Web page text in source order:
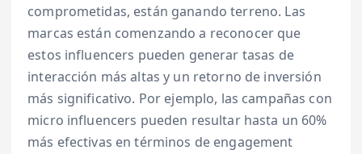
comprometidas, están ganando terreno. Las
marcas están comenzando a reconocer que
estos influencers pueden generar tasas de
interacción más altas y un retorno de inversión
más significativo. Por ejemplo, las campañas con
micro influencers pueden resultar hasta un 60%
más efectivas en términos de engagement